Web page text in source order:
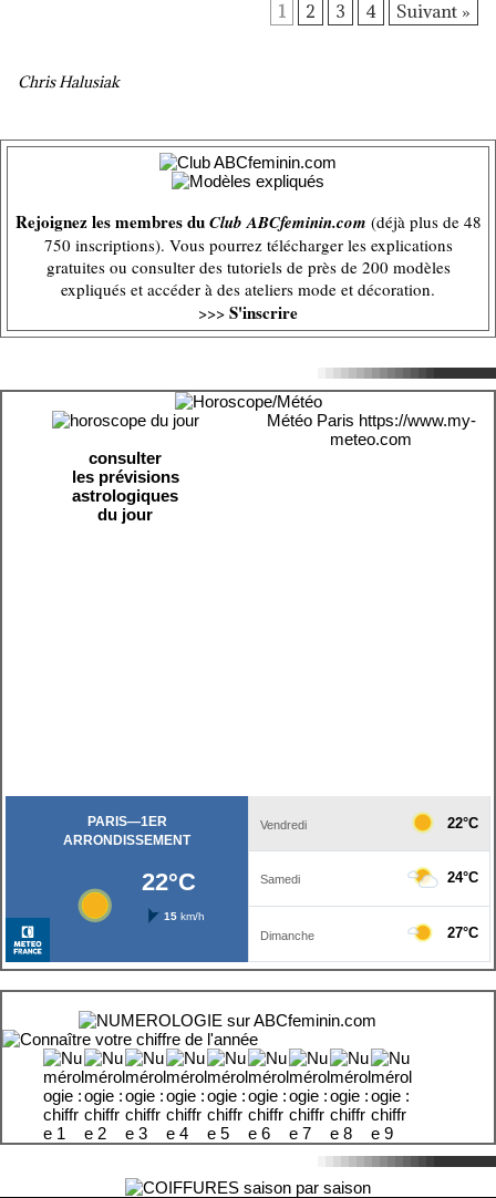
1 2 3 4 Suivant »
Chris Halusiak
Rejoignez les membres duClub ABCfeminin.com (déjà plus de 48
750 inscriptions). Vous pourrez télécharger les explications
gratuites ou consulter des tutoriels de près de 200 modèles
expliqués et accéder à des ateliers mode et décoration.
>>> S'inscrire
consulter
les prévisions
astrologiques
du jour
Météo Paris https://www.my-
meteo.com